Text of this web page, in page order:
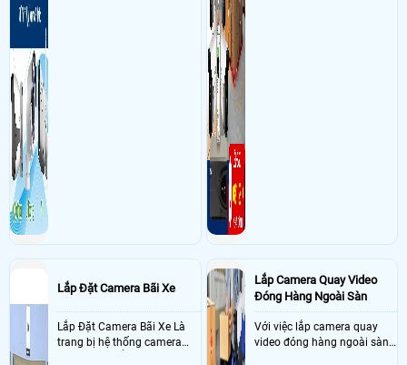
Lắp Đặt Camera Bãi Xe
Lắp Đặt Camera Bãi Xe Là
trang bị hệ thống camera
Lắp Camera Quay Video
Đóng Hàng Ngoài Sàn
Với việc lắp camera quay
video đóng hàng ngoài sàn